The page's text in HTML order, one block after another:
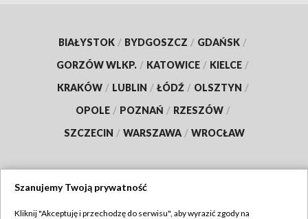
BIAŁYSTOK / BYDGOSZCZ / GDAŃSK /
GORZÓW WLKP. / KATOWICE / KIELCE /
KRAKÓW / LUBLIN / ŁÓDŹ / OLSZTYN /
OPOLE / POZNAŃ / RZESZÓW /
SZCZECIN / WARSZAWA / WROCŁAW
Szanujemy Twoją prywatność
Kliknij "Akceptuję i przechodzę do serwisu", aby wyrazić zgody na